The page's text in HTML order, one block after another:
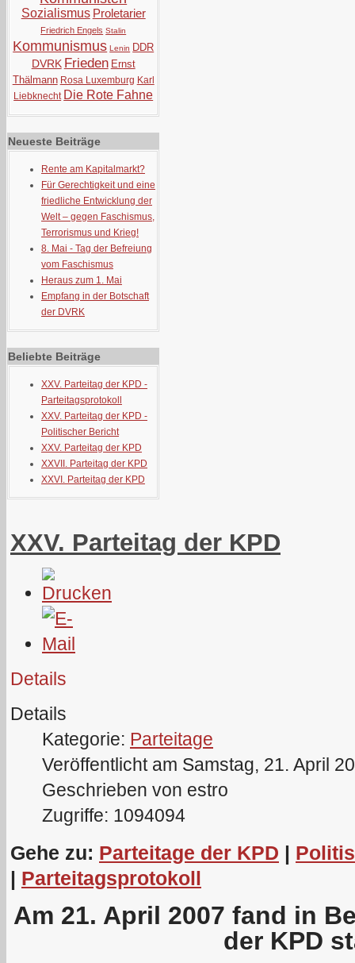
Sozialismus Proletarier
Friedrich Engels Stalin
Kommunismus Lenin DDR
DVRK Frieden Ernst
Thälmann Rosa Luxemburg Karl
Liebknecht Die Rote Fahne
Neueste Beiträge
Rente am Kapitalmarkt?
Für Gerechtigkeit und eine
friedliche Entwicklung der
Welt – gegen Faschismus,
Terrorismus und Krieg!
8. Mai - Tag der Befreiung
vom Faschismus
Heraus zum 1. Mai
Empfang in der Botschaft
der DVRK
Beliebte Beiträge
XXV. Parteitag der KPD -
Parteitagsprotokoll
XXV. Parteitag der KPD -
Politischer Bericht
XXV. Parteitag der KPD
XXVII. Parteitag der KPD
XXVI. Parteitag der KPD
XXV. Parteitag der KPD
Details
Details
Kategorie: Parteitage
Veröffentlicht am Samstag, 21. April
Geschrieben von estro
Zugriffe: 1094094
Gehe zu: Parteitage der KPD |
| Parteitagsprotokoll
Am 21. April 2007 fand in
der KPD